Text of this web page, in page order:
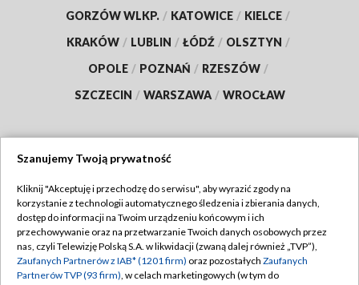
GORZÓW WLKP. / KATOWICE / KIELCE /
KRAKÓW / LUBLIN / ŁÓDŹ / OLSZTYN /
OPOLE / POZNAŃ / RZESZÓW /
SZCZECIN / WARSZAWA / WROCŁAW
TVP
Abonament TVP
Emisja w TVP
Regulamin TVP
Polityka prywatności
Szanujemy Twoją prywatność
Kliknij "Akceptuję i przechodzę do serwisu", aby wyrazić zgody na
korzystanie z technologii automatycznego śledzenia i zbierania danych,
dostęp do informacji na Twoim urządzeniu końcowym i ich
przechowywanie oraz na przetwarzanie Twoich danych osobowych przez
nas, czyli Telewizję Polską S.A. w likwidacji (zwaną dalej również „TVP”),
Zaufanych Partnerów z IAB* (1201 firm) oraz pozostałych Zaufanych
Partnerów TVP (93 firm), w celach marketingowych (w tym do